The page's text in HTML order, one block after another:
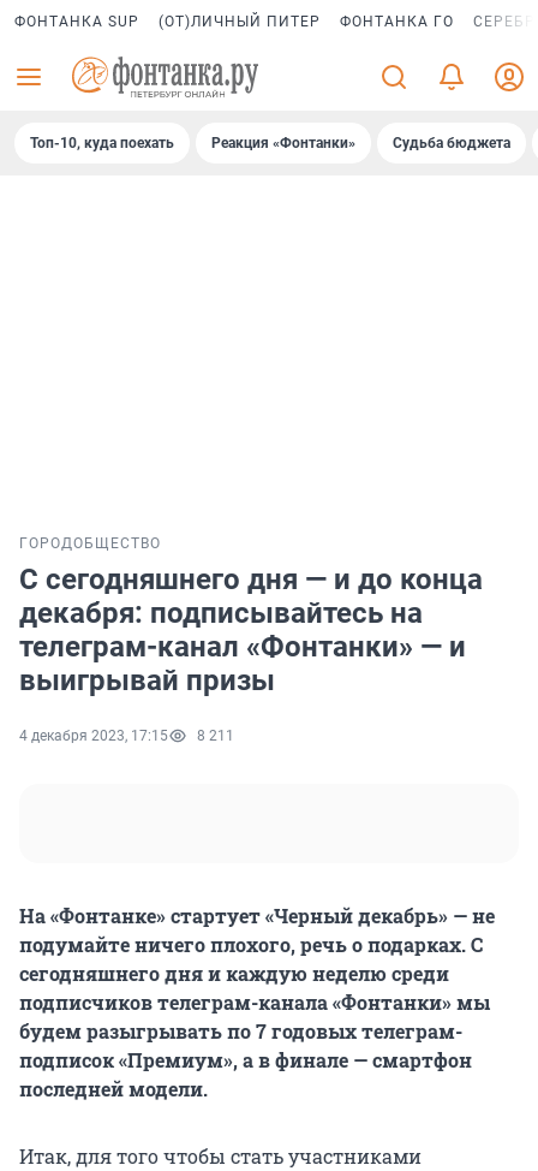
ФОНТАНКА SUP (ОТ)ЛИЧНЫЙ ПИТЕР ФОНТАНКА ГО
Топ-10, куда поехать Реакция «Фонтанки» Судьба бюджета
ГОРОДОБЩЕСТВО
С сегодняшнего дня — и до конца
декабря: подписывайтесь на
телеграм-канал «Фонтанки» — и
выигрывай призы
4 декабря 2023, 17:15 8 211
На «Фонтанке» стартует «Черный декабрь» — не
подумайте ничего плохого, речь о подарках. С
сегодняшнего дня и каждую неделю среди
подписчиков телеграм-канала «Фонтанки» мы
будем разыгрывать по 7 годовых телеграм-
подписок «Премиум», а в финале — смартфон
последней модели.
Итак, для того чтобы стать участниками